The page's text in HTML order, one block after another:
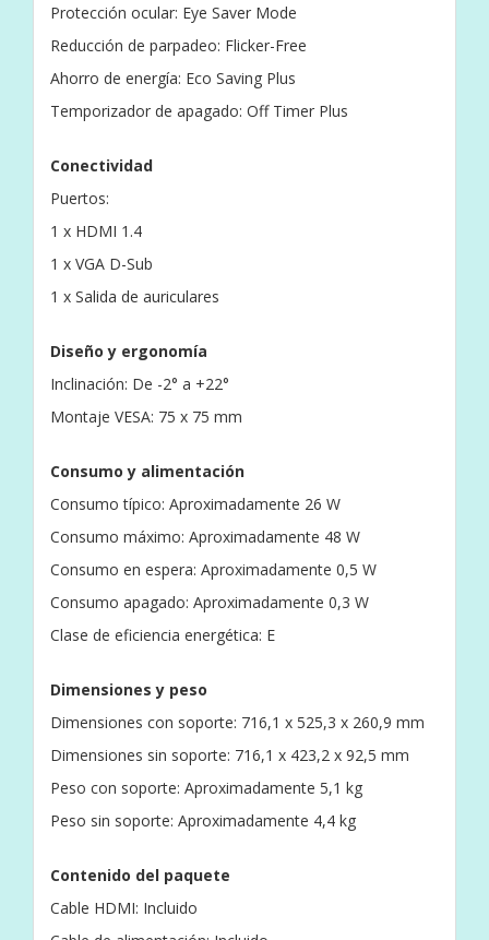
Protección ocular: Eye Saver Mode
Reducción de parpadeo: Flicker-Free
Ahorro de energía: Eco Saving Plus
Temporizador de apagado: Off Timer Plus
Conectividad
Puertos:
1 x HDMI 1.4
1 x VGA D-Sub
1 x Salida de auriculares
Diseño y ergonomía
Inclinación: De -2° a +22°
Montaje VESA: 75 x 75 mm
Consumo y alimentación
Consumo típico: Aproximadamente 26 W
Consumo máximo: Aproximadamente 48 W
Consumo en espera: Aproximadamente 0,5 W
Consumo apagado: Aproximadamente 0,3 W
Clase de eficiencia energética: E
Dimensiones y peso
Dimensiones con soporte: 716,1 x 525,3 x 260,9 mm
Dimensiones sin soporte: 716,1 x 423,2 x 92,5 mm
Peso con soporte: Aproximadamente 5,1 kg
Peso sin soporte: Aproximadamente 4,4 kg
Contenido del paquete
Cable HDMI: Incluido